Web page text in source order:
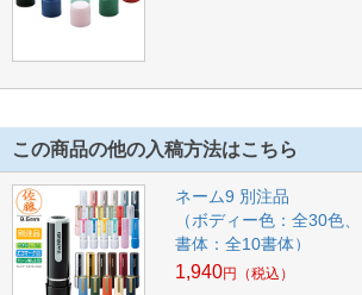
この商品の他の入稿方法はこちら
ネーム9 別注品
（ボディー色：全30色、
書体：全10書体）
1,940円 （税込）